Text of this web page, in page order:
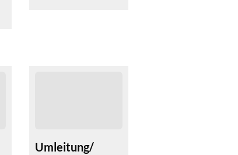
Umleitung/